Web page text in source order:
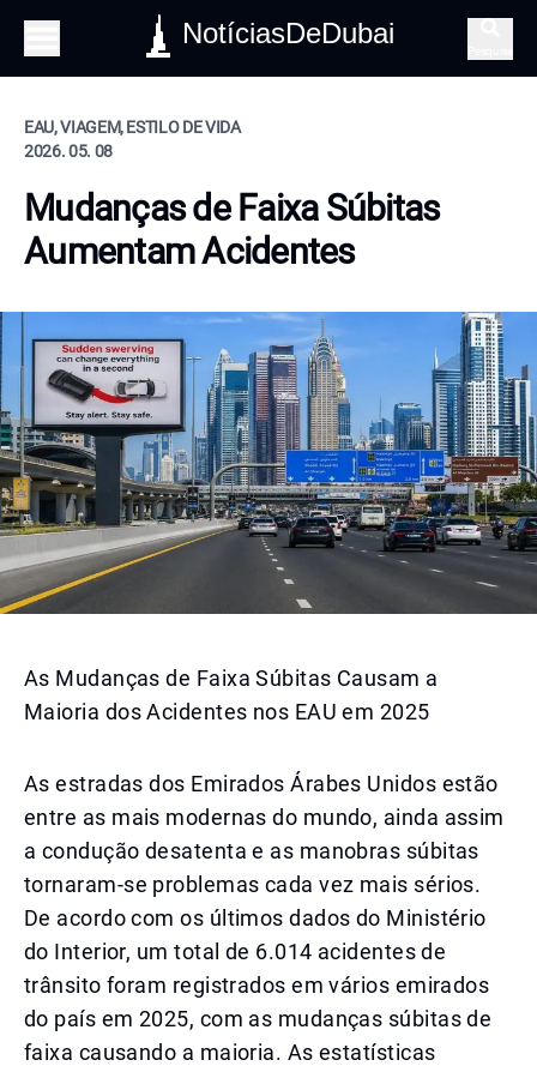
NotíciasDeDubai
EAU, VIAGEM, ESTILO DE VIDA
2026. 05. 08
Mudanças de Faixa Súbitas
Aumentam Acidentes
As Mudanças de Faixa Súbitas Causam a
Maioria dos Acidentes nos EAU em 2025
As estradas dos Emirados Árabes Unidos estão
entre as mais modernas do mundo, ainda assim
a condução desatenta e as manobras súbitas
tornaram-se problemas cada vez mais sérios.
De acordo com os últimos dados do Ministério
do Interior, um total de 6.014 acidentes de
trânsito foram registrados em vários emirados
do país em 2025, com as mudanças súbitas de
faixa causando a maioria. As estatísticas